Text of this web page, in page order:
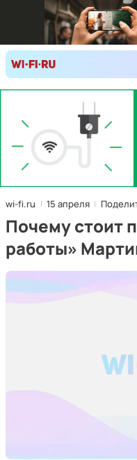
wi-fi.ru 15 апреля
Почему стоит
работы»